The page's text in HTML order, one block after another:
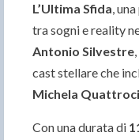
L’Ultima Sfida,
tra sogni e reality
Antonio Silvestre
cast stellare che
Michela
Con una durata di